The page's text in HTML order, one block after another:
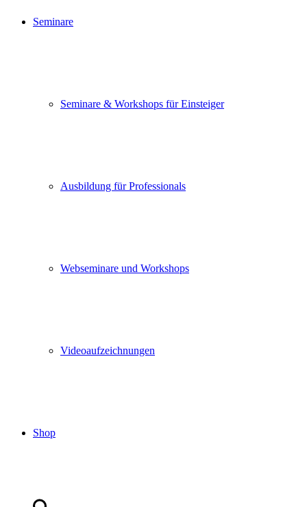
Seminare
Seminare & Workshops für Einsteiger
Ausbildung für Professionals
Webseminare und Workshops
Videoaufzeichnungen
Shop